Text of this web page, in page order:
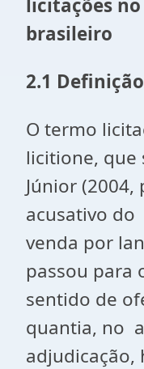
licitações
brasileiro
2.1
O termo
licitione, que
Júnior
acusativo
venda por
passou para
sentido de
quantia, no
adjudicação,